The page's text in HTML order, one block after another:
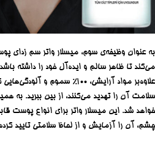
به عنوان وظیفه‌ی سوم، میسلار واتر سم زدای
می‌کند تا ظاهر سالم و ایده‌آل خود را داشته
علاوه‌بر مواد آرایشی، ۱۰۰%
سلامت آن را تهدید می‌کنند، از بین ببرید. به
خواهد شد. این میسلار واتر برای انواع پوست
چشم، آن را آزمایش و از لحاظ سلامتی تایید